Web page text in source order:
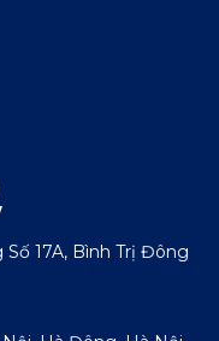
Số 17A, Bình Trị Đông